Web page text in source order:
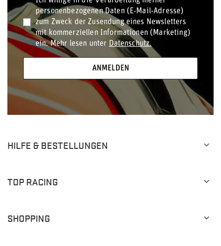
personenbezogenen Daten (E-Mail-Adresse)
zum Zweck der Zusendung eines Newsletters
mit kommerziellen Informationen (Marketing)
ein. Mehr lesen unter Datenschutz.
ANMELDEN
HILFE & BESTELLUNGEN
TOP RACING
SHOPPING